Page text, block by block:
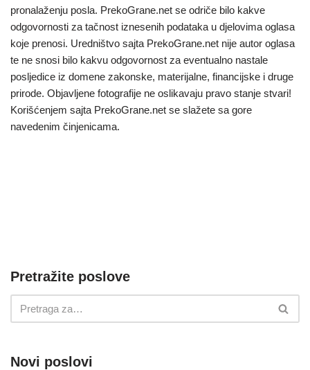
pronalaženju posla. PrekoGrane.net se odriče bilo kakve
odgovornosti za tačnost iznesenih podataka u djelovima oglasa
koje prenosi. Uredništvo sajta PrekoGrane.net nije autor oglasa
te ne snosi bilo kakvu odgovornost za eventualno nastale
posljedice iz domene zakonske, materijalne, financijske i druge
prirode. Objavljene fotografije ne oslikavaju pravo stanje stvari!
Korišćenjem sajta PrekoGrane.net se slažete sa gore
navedenim činjenicama.
Pretražite poslove
Novi poslovi